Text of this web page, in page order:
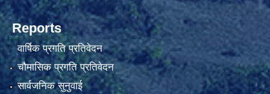
Reports
वार्षिक प्रगति प्रतिवेदन
चौमासिक प्रगति प्रतिवेदन
सार्वजनिक सुनुवाई